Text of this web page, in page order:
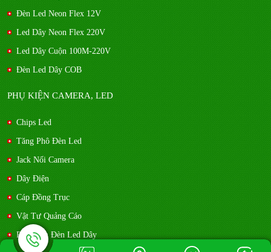
Đèn Led Neon Flex 12V
Led Dây Neon Flex 220V
Led Dây Cuộn 100M-220V
Đèn Led Dây COB
PHỤ KIỆN CAMERA, LED
Chips Led
Tăng Phô Đèn Led
Jack Nối Camera
Dây Điện
Cáp Đồng Trục
Vật Tư Quảng Cáo
Phụ Kiện Đèn Led Dây